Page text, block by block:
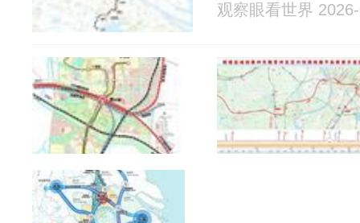
观察眼看世界